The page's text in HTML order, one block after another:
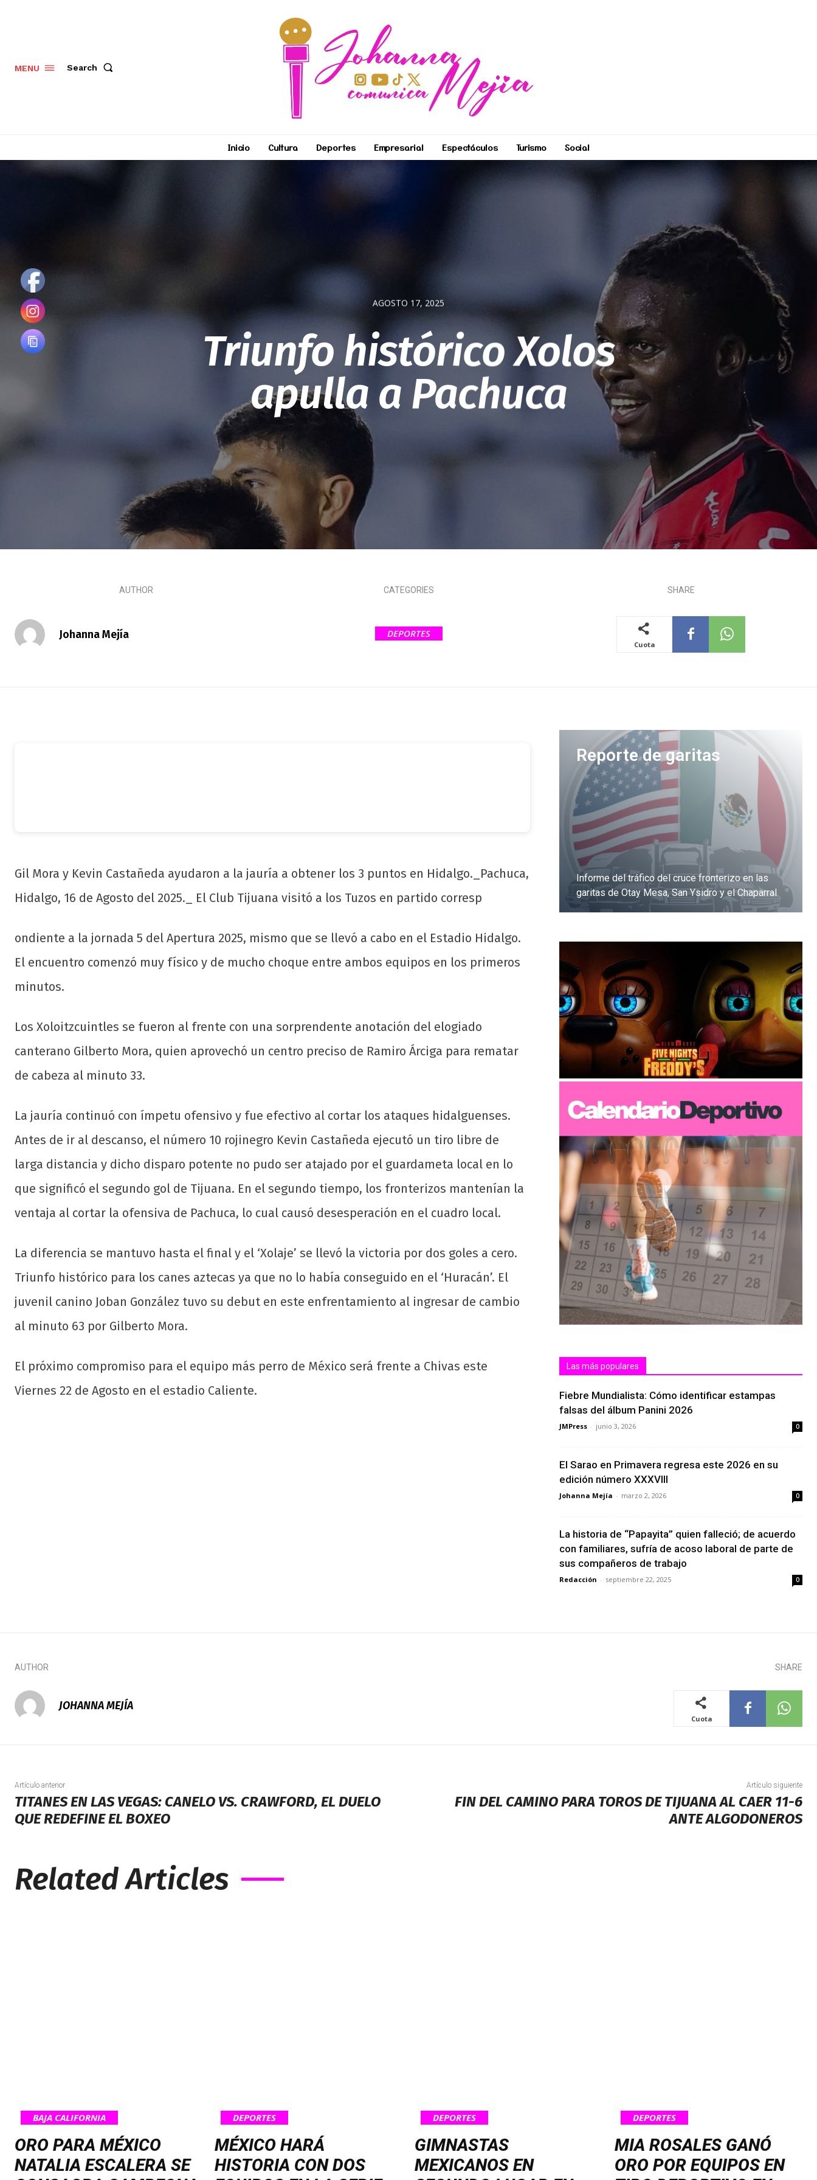
MENU Search
Inicio Cultura Deportes Empresarial Espectáculos Turismo Social
AGOSTO 17, 2025
Triunfo histórico Xolos
apulla a Pachuca
AUTHOR
Johanna Mejía
CATEGORIES
DEPORTES
SHARE
Cuota
Gil Mora y Kevin Castañeda ayudaron a la jauría a obtener los 3 puntos en Hidalgo._Pachuca,
Hidalgo, 16 de Agosto del 2025._ El Club Tijuana visitó a los Tuzos en partido corresp
ondiente a la jornada 5 del Apertura 2025, mismo que se llevó a cabo en el Estadio Hidalgo.
El encuentro comenzó muy físico y de mucho choque entre ambos equipos en los primeros
minutos.
Los Xoloitzcuintles se fueron al frente con una sorprendente anotación del elogiado
canterano Gilberto Mora, quien aprovechó un centro preciso de Ramiro Árciga para rematar
de cabeza al minuto 33.
La jauría continuó con ímpetu ofensivo y fue efectivo al cortar los ataques hidalguenses.
Antes de ir al descanso, el número 10 rojinegro Kevin Castañeda ejecutó un tiro libre de
larga distancia y dicho disparo potente no pudo ser atajado por el guardameta local en lo
que significó el segundo gol de Tijuana. En el segundo tiempo, los fronterizos mantenían la
ventaja al cortar la ofensiva de Pachuca, lo cual causó desesperación en el cuadro local.
La diferencia se mantuvo hasta el final y el ‘Xolaje’ se llevó la victoria por dos goles a cero.
Triunfo histórico para los canes aztecas ya que no lo había conseguido en el ‘Huracán’. El
juvenil canino Joban González tuvo su debut en este enfrentamiento al ingresar de cambio
al minuto 63 por Gilberto Mora.
El próximo compromiso para el equipo más perro de México será frente a Chivas este
Viernes 22 de Agosto en el estadio Caliente.
Reporte de garitas
Informe del tráfico del cruce fronterizo en las
garitas de Otay Mesa, San Ysidro y el Chaparral
Dale clic
Las más populares
Fiebre Mundialista: Cómo identificar estampas
falsas del álbum Panini 2026
JMPress - junio 3, 2026 0
El Sarao en Primavera regresa este 2026 en su
edición número XXXVIII
Johanna Mejía - marzo 2, 2026 0
La historia de “Papayita” quien falleció; de acuerdo
con familiares, sufría de acoso laboral de parte de
sus compañeros de trabajo
Redacción - septiembre 22, 2025 0
AUTHOR
JOHANNA MEJÍA
SHARE
Cuota
Artículo anterior
TITANES EN LAS VEGAS: CANELO VS. CRAWFORD, EL DUELO
QUE REDEFINE EL BOXEO
Artículo siguiente
FIN DEL CAMINO PARA TOROS DE TIJUANA AL CAER 11-6
ANTE ALGODONEROS
Related Articles
BAJA CALIFORNIA
ORO PARA MÉXICO
NATALIA ESCALERA SE
DEPORTES
MÉXICO HARÁ
HISTORIA CON DOS
DEPORTES
GIMNASTAS
MEXICANOS EN
DEPORTES
MIA ROSALES GANÓ
ORO POR EQUIPOS EN